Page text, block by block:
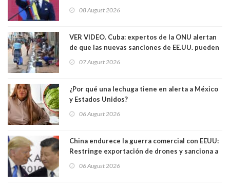
08 August 2026
VER VIDEO. Cuba: expertos de la ONU alertan
de que las nuevas sanciones de EE.UU. pueden
07 August 2026
¿Por qué una lechuga tiene en alerta a México
y Estados Unidos?
06 August 2026
China endurece la guerra comercial con EEUU:
Restringe exportación de drones y sanciona a
06 August 2026